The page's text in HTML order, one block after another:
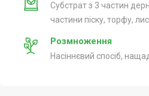
Субстрат з 3 частин
частини піску, торфу,
Розмноження
Насіннєвий спосіб,